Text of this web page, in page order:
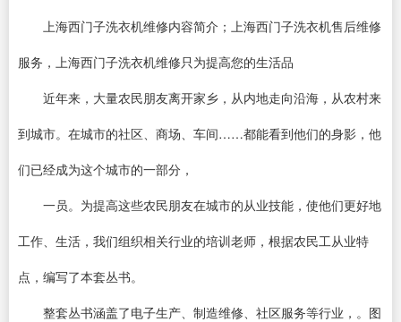
上海西门子洗衣机维修内容简介；上海西门子洗衣机售后维修
服务，上海西门子洗衣机维修只为提高您的生活品
近年来，大量农民朋友离开家乡，从内地走向沿海，从农村来
到城市。在城市的社区、商场、车间……都能看到他们的身影，他
们已经成为这个城市的一部分，
一员。为提高这些农民朋友在城市的从业技能，使他们更好地
工作、生活，我们组织相关行业的培训老师，根据农民工从业特
点，编写了本套丛书。
整套丛书涵盖了电子生产、制造维修、社区服务等行业，。图